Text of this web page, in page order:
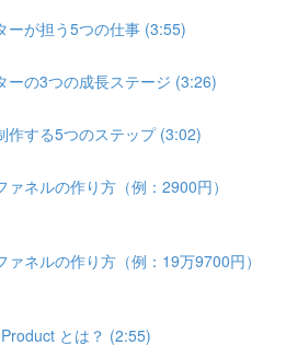
ーが担う5つの仕事 (3:55)
ーの3つの成長ステージ (3:26)
作する5つのステップ (3:02)
ァネルの作り方（例：2900円）
ネルの作り方（例：19万9700円）
とは？ (2:55)